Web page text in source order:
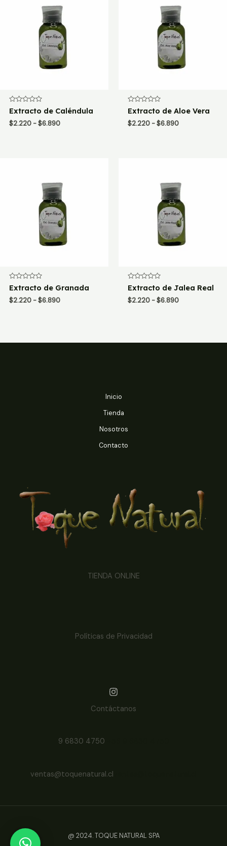
Valorado
con
0
de
Extracto de Caléndula
$2.220 - $6.890Rango
Valorado
con
0
de
Extracto de Aloe Vera
$2.220 - $6.890Rango
Valorado
con
0
de
Extracto de Granada
$2.220 - $6.890Rango
hasta
Valorado
con
0
de
Extracto de Jalea Real
$2.220 - $6.890Rango
hasta
Inicio
Tienda
Nosotros
Contacto
TIENDA ONLINE
Políticas de Privacidad
Contáctanos
9 6830 4750
ventas@toquenatural.cl
@ 2024. TOQUE NATURAL SPA